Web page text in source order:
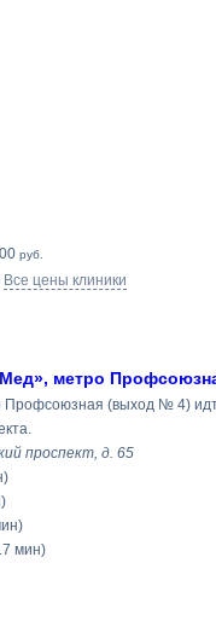
руб.
Все цены клиники
метро
Профсоюзная (выход № 4)
проспект, д. 65
мин)